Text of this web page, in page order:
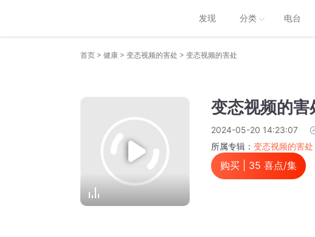
发现 分类 电台
首页 > 健康 > 变态视频的害处 > 变态视频的害处
变态视频的害
2024-05-20 14:23:07
所属专辑： 变态视频的害处
购买 | 35 喜点/集